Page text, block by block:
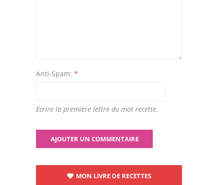
Anti-Spam: *
Ecrire la première lettre du mot recette.
MON LIVRE DE RECETTES